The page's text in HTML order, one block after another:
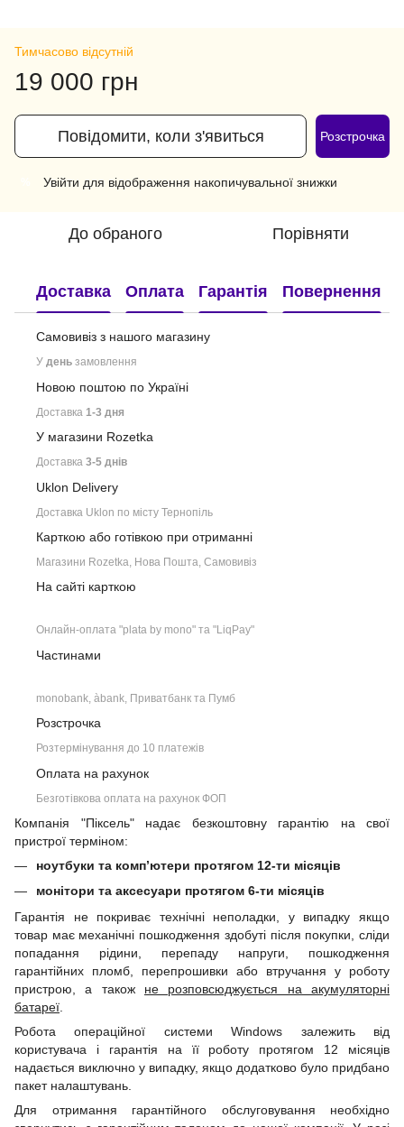
Тимчасово відсутній
19 000 грн
Повідомити, коли з'явиться Розстрочка
Увійти для відображення накопичувальної знижки
До обраного Порівняти
Доставка Оплата Гарантія Повернення
Самовивіз з нашого магазину
У день замовлення
Новою поштою по Україні
Доставка 1-3 дня
У магазини Rozetka
Доставка 3-5 днів
Uklon Delivery
Доставка Uklon по місту Тернопіль
Карткою або готівкою при отриманні
Магазини Rozetka, Нова Пошта, Самовивіз
На сайті карткою
Онлайн-оплата "plata by mono" та "LiqPay"
Частинами
monobank, àbank, Приватбанк та Пумб
Розстрочка
Розтермінування до 10 платежів
Оплата на рахунок
Безготівкова оплата на рахунок ФОП
Компанія "Піксель" надає безкоштовну гарантію на свої
пристрої терміном:
ноутбуки та комп’ютери протягом 12-ти місяців
монітори та аксесуари протягом 6-ти місяців
Гарантія не покриває технічні неполадки, у випадку якщо
товар має механічні пошкодження здобуті після покупки, сліди
попадання рідини, перепаду напруги, пошкодження
гарантійних пломб, перепрошивки або втручання у роботу
пристрою, а також не розповсюджується на акумуляторні
батареї
Робота операційної системи Windows залежить від
користувача і гарантія на її роботу протягом 12 місяців
надається виключно у випадку, якщо додатково було придбано
пакет налаштувань.
Для отримання гарантійного обслуговування необхідно